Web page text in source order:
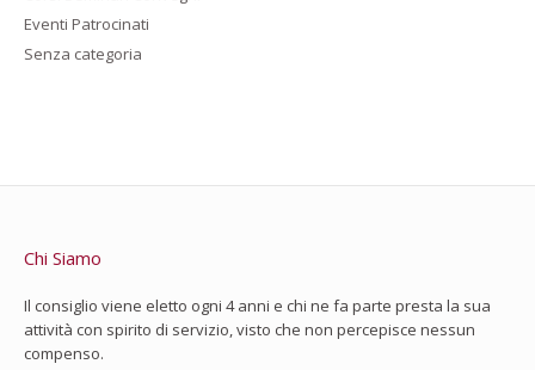
Eventi Patrocinati
Senza categoria
Chi Siamo
Il consiglio viene eletto ogni 4 anni e chi ne fa parte presta la sua
attività con spirito di servizio, visto che non percepisce nessun
compenso.